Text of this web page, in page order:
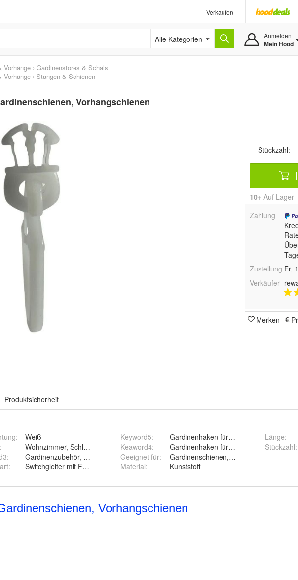
Verkaufen
Alle Kategorien Anmelden
Mein Hood
Vorhänge › Gardinenstores & Schals
Vorhänge › Stangen & Schienen
Vorhangschienen
10+ Auf Lager
Zahlung
Zustellung Fr,
Verkäufer
Merken
Produktsicherheit
:
Weiß
:
Wohnzimmer, Schlafzimmer, Kinderzimmer, Küche, Jugendzimmer, Büro
:
Gardinenzubehör, Überklipshaken Gardinenhaken für Schiene
: Switchgleiter mit Faltenhaken
Keyword5:
Gardinenhaken für Vorhangschiene
Keaword4:
Gardinenhaken für Gardinenleiste
Geeignet für:
Gardinenschienen, Gardinenleiste,
Material: Kunststoff
Länge:
Stückzahl: